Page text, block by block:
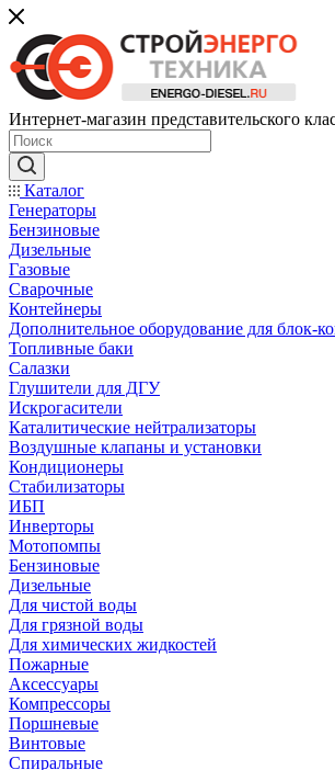
Интернет-магазин представительского
Каталог
Генераторы
Бензиновые
Дизельные
Газовые
Сварочные
Контейнеры
Дополнительное оборудование для блок-
Топливные баки
Салазки
Глушители для ДГУ
Искрогасители
Каталитические нейтрализаторы
Воздушные клапаны и установки
Кондиционеры
Стабилизаторы
ИБП
Инверторы
Мотопомпы
Бензиновые
Дизельные
Для чистой воды
Для грязной воды
Для химических жидкостей
Пожарные
Аксессуары
Компрессоры
Поршневые
Винтовые
Спиральные